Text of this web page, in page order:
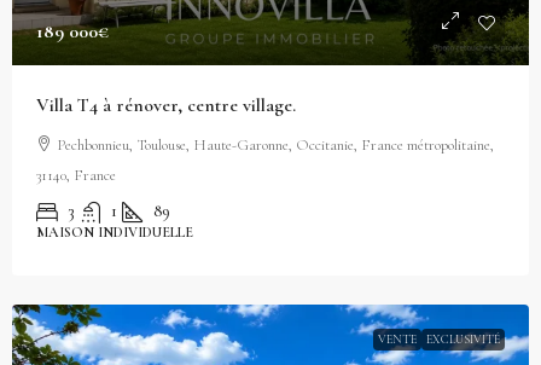
189 000€
Villa T4 à rénover, centre village.
Pechbonnieu, Toulouse, Haute-Garonne, Occitanie, France métropolitaine,
31140, France
3 1 89
MAISON INDIVIDUELLE
VENTE EXCLUSIVITÉ